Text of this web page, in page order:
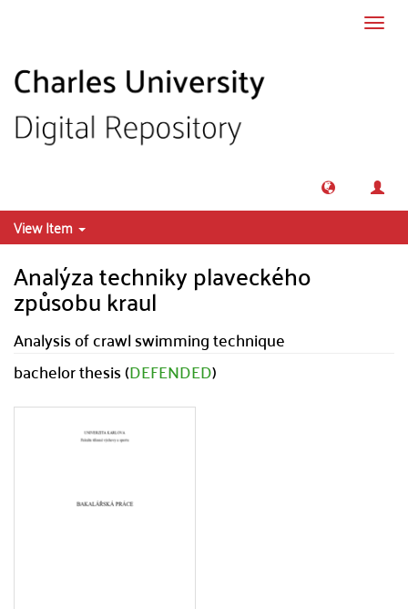
View Item
Analýza techniky plaveckého
způsobu kraul
Analysis of crawl swimming technique
bachelor thesis (DEFENDED)